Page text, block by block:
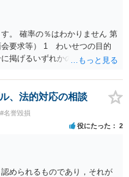
ないので、個人や会社の特定
定して書き込んだとして
われることはないでしょう。
。 確率の％はわかりません 第
会要求等） 1 わいせつの目的
掲げるいずれかの行為をした
れた者に限る。）は、一年以
処する。 一 威迫し、偽計を用
二 拒まれたにもかかわらず、
その他の利益を供与し、又は
求すること。 2前項の罪を犯
未満の者と面会をした者は、
に処する。
、法的対応の相談
#名誉毀損
役にたった 2
められるものであり，それが